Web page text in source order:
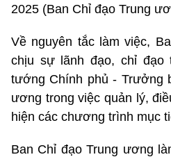
2025 (Ban Chỉ đạo Trung
Về nguyên tắc làm việc,
chịu sự lãnh đạo, chỉ đạo
tướng Chính phủ - Trưởng
ương trong việc quản lý,
hiện các chương trình mục
Ban Chỉ đạo Trung ương